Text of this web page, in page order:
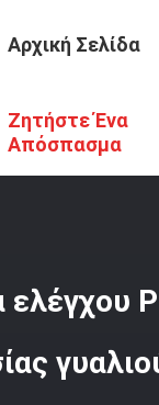
Αρχική Σελίδα
Ζητήστε Ένα
Απόσπασμα
/ Βιομηχανικός
ελέγχου